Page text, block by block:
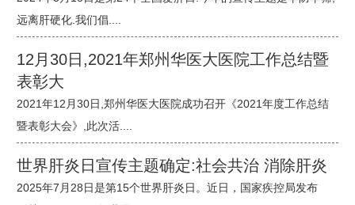
远离肝硬化.我们倡....
12月30日,2021年郑州华医大医院工作总结暨
表彰大
2021年12月30日,郑州华医大医院成功召开《2021年度工作总结
暨表彰大会》,此次活....
世界肝炎日宣传主题确定:社会共治 消除肝炎
2025年7月28日是第15个世界肝炎日。近日，国家疾控局发布